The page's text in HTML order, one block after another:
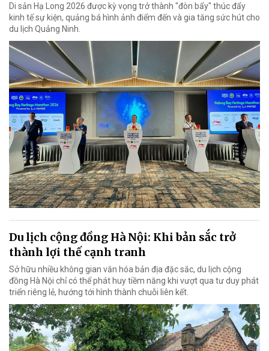
Di sản Hạ Long 2026 được kỳ vọng trở thành "đòn bẩy" thúc đẩy
kinh tế sự kiện, quảng bá hình ảnh điểm đến và gia tăng sức hút cho
du lịch Quảng Ninh.
Du lịch cộng đồng Hà Nội: Khi bản sắc trở
thành lợi thế cạnh tranh
Sở hữu nhiều không gian văn hóa bản địa đặc sắc, du lịch cộng
đồng Hà Nội chỉ có thể phát huy tiềm năng khi vượt qua tư duy phát
triển riêng lẻ, hướng tới hình thành chuỗi liên kết.